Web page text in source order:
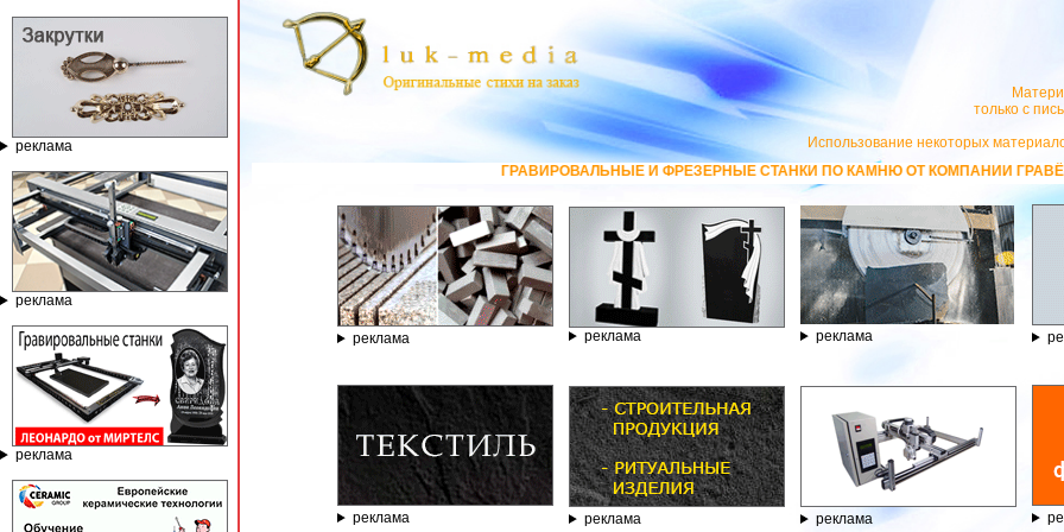
реклама
реклама
реклама
только с
Использование некоторых
ГРАВИРОВАЛЬНЫЕ И ФРЕЗЕРНЫЕ СТАНКИ ПО КАМНЮ ОТ КОМПАНИИ ГРАВЁР - ТЕЛЕФОН
реклама реклама реклама
реклама реклама реклама